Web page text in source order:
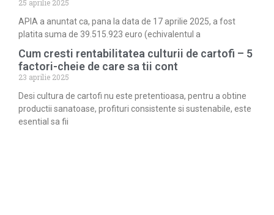
25 aprilie 2025
APIA a anuntat ca, pana la data de 17 aprilie 2025, a fost
platita suma de 39.515.923 euro (echivalentul a
Cum cresti rentabilitatea culturii de cartofi – 5
factori-cheie de care sa tii cont
23 aprilie 2025
Desi cultura de cartofi nu este pretentioasa, pentru a obtine
productii sanatoase, profituri consistente si sustenabile, este
esential sa fii